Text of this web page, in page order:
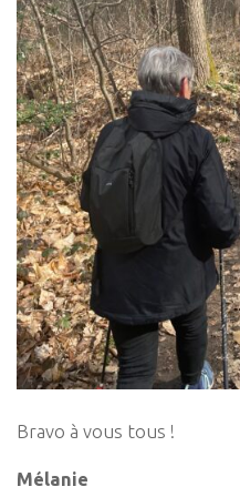
Bravo à vous tous !
Mélanie